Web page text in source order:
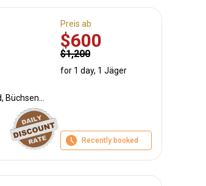
Preis ab
$600
$1,200
for 1 day, 1 Jäger
Recently booked